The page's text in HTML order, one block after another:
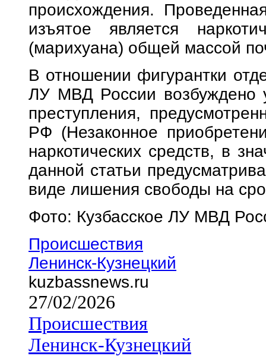
происхождения.
изъятое является
(марихуана) общей массой
В отношении фигурантки
ЛУ МВД России возбуждено
преступления,
РФ (Незаконное
наркотических средств, в
данной статьи
виде лишения свободы на
Фото: Кузбасское ЛУ МВД
Происшествия
Ленинск-Кузнецкий
kuzbassnews.ru
27/02/2026
Происшествия
Ленинск-Кузнецкий